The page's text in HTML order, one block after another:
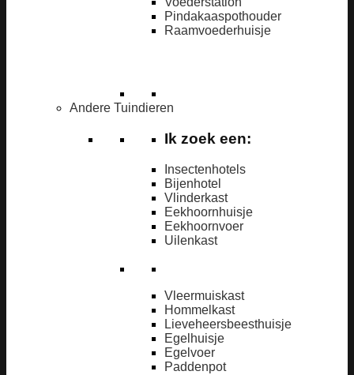
Pindakaaspothouder
Raamvoederhuisje
Andere Tuindieren
Ik zoek een:
Insectenhotels
Bijenhotel
Vlinderkast
Eekhoornhuisje
Eekhoornvoer
Uilenkast
Vleermuiskast
Hommelkast
Lieveheersbeesthuisje
Egelhuisje
Egelvoer
Paddenpot